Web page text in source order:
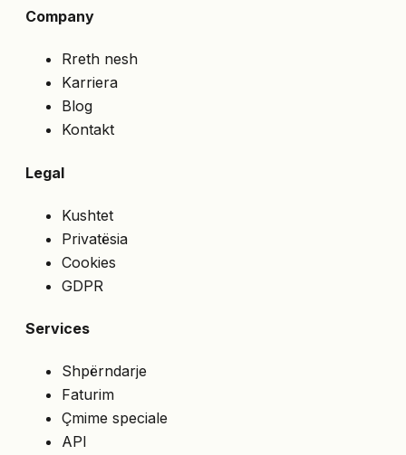
Company
Rreth nesh
Karriera
Blog
Kontakt
Legal
Kushtet
Privatësia
Cookies
GDPR
Services
Shpërndarje
Faturim
Çmime speciale
API